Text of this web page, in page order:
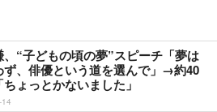
、“子どもの頃の夢”スピーチ「夢は
ず、俳優という道を選んで」→約40
ょっとかないました」